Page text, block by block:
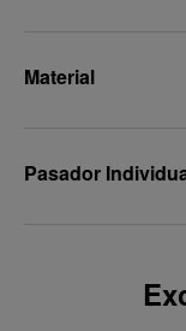
Material
Pasador